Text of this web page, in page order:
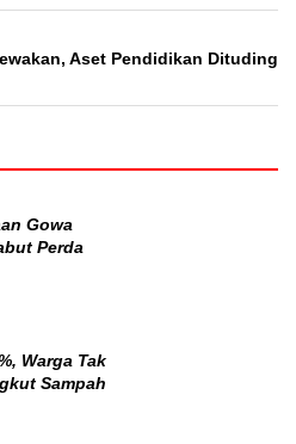
Aset Pendidikan Dituding
Gowa
Perda
Warga Tak
Sampah